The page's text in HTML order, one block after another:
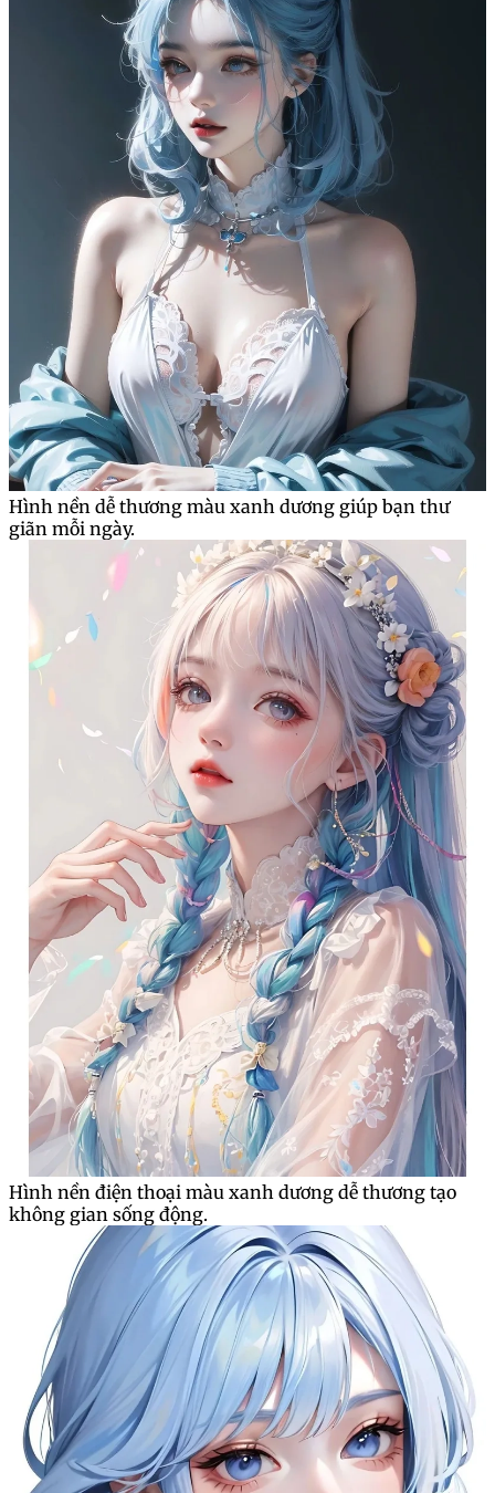
Hình nền dễ thương màu xanh dương giúp bạn thư
giãn mỗi ngày.
Hình nền điện thoại màu xanh dương dễ thương tạo
không gian sống động.